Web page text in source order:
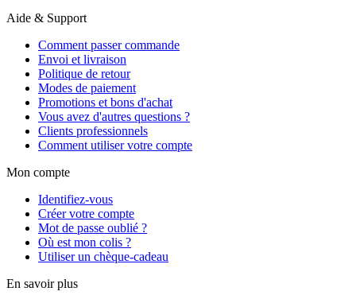
Aide & Support
Comment passer commande
Envoi et livraison
Politique de retour
Modes de paiement
Promotions et bons d'achat
Vous avez d'autres questions ?
Clients professionnels
Comment utiliser votre compte
Mon compte
Identifiez-vous
Créer votre compte
Mot de passe oublié ?
Où est mon colis ?
Utiliser un chèque-cadeau
En savoir plus